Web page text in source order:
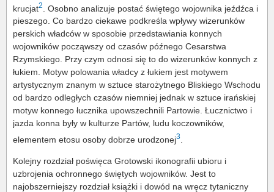
krucjat2
. Osobno analizuje postać świętego wojownika jeźdźca i
pieszego. Co bardzo ciekawe podkreśla wpływy wizerunków
perskich władców w sposobie przedstawiania konnych
wojowników począwszy od czasów późnego Cesarstwa
Rzymskiego. Przy czym odnosi się to do wizerunków konnych z
łukiem. Motyw polowania władcy z łukiem jest motywem
artystycznym znanym w sztuce starożytnego Bliskiego Wschodu
od bardzo odległych czasów niemniej jednak w sztuce irańskiej
motyw konnego łucznika upowszechnili Partowie. Łucznictwo i
jazda konna były w kulturze Partów, ludu koczowników,
elementem etosu osoby dobrze urodzonej3
Kolejny rozdział poświęca Grotowski ikonografii ubioru i
uzbrojenia ochronnego świętych wojowników. Jest to
najobszerniejszy rozdział książki i dowód na wręcz tytaniczny